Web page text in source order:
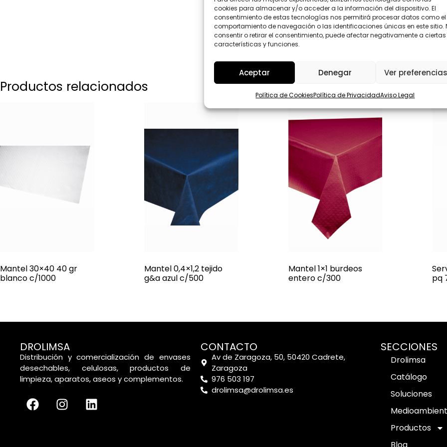
cookies para almacenar y/o acceder a la información del dispositivo. El
consentimiento de estas tecnologías nos permitirá procesar datos como el
comportamiento de navegación o las identificaciones únicas en este sitio.
consentir o retirar el consentimiento, puede afectar negativamente a ciertas
características y funciones.
Aceptar Denegar Ver
Política de CookiesPolítica de PrivacidadAviso Legal
ó
n
i
c
o
P
D
*
Enviar
Productos relacionados
Mantel 30×40 40 gr
blanco c/1000
Mantel 0,4×1,2 tejido
g&a azul c/500
Mantel 1×1 burdeos
entero c/300
pq
DROLIMSA
Distribución y comercialización de envases
desechables, celulosas, productos de
limpieza, aparatos, aseos y complementos.
CONTACTO
Av de Zaragoza, 50, 50420 Cadrete,
Zaragoza
976 503 197
drolimsa@drolimsa.es
SECCIONES
Drolimsa
Catálogo
Soluciones
Productos